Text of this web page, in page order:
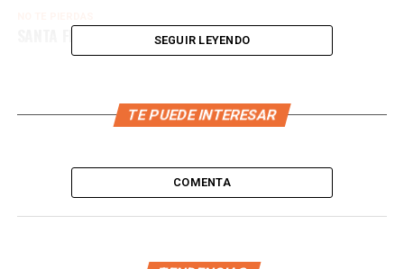
SANTA FE DE ANTIOQUIA (Antioquia)
SEGUIR LEYENDO
TE PUEDE INTERESAR
COMENTA